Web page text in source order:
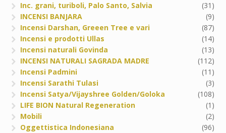
Inc. grani, turiboli, Palo Santo, Salvia
(31)
INCENSI BANJARA
(9)
Incensi Darshan, Greeen Tree e vari
(87)
Incensi e prodotti Ullas
(14)
Incensi naturali Govinda
(13)
INCENSI NATURALI SAGRADA MADRE
(112)
Incensi Padmini
(11)
Incensi Sarathi Tulasi
(3)
Incensi Satya/Vijayshree Golden/Goloka
(108)
LIFE BION Natural Regeneration
(1)
Mobili
(2)
Oggettistica Indonesiana
(96)